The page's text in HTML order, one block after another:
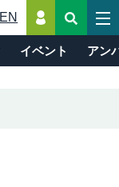
EN
イベント アン